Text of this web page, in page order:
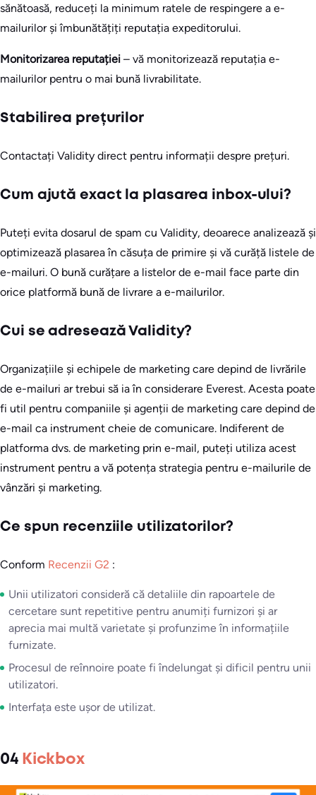
sănătoasă, reduceți la minimum ratele de respingere a e-
mailurilor și îmbunătățiți reputația expeditorului.
Monitorizarea reputației – vă monitorizează reputația e-
mailurilor pentru o mai bună livrabilitate.
Stabilirea prețurilor
Contactați Validity direct pentru informații despre prețuri.
Cum ajută exact la plasarea inbox-ului?
Puteți evita dosarul de spam cu Validity, deoarece analizează și
optimizează plasarea în căsuța de primire și vă curăță listele de
e-mailuri. O bună curățare a listelor de e-mail face parte din
orice platformă bună de livrare a e-mailurilor.
Cui se adresează Validity?
Organizațiile și echipele de marketing care depind de livrările
de e-mailuri ar trebui să ia în considerare Everest. Acesta poate
fi util pentru companiile și agenții de marketing care depind de
e-mail ca instrument cheie de comunicare. Indiferent de
platforma dvs. de marketing prin e-mail, puteți utiliza acest
instrument pentru a vă potența strategia pentru e-mailurile de
vânzări și marketing.
Ce spun recenziile utilizatorilor?
Conform Recenzii G2 :
Unii utilizatori consideră că detaliile din rapoartele de
cercetare sunt repetitive pentru anumiți furnizori și ar
aprecia mai multă varietate și profunzime în informațiile
furnizate.
Procesul de reînnoire poate fi îndelungat și dificil pentru unii
utilizatori.
Interfața este ușor de utilizat.
04 Kickbox